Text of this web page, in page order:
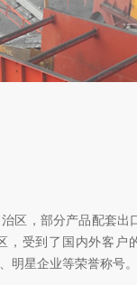
区，部分产品配套出
，受到了国内外客户
明星企业等荣誉称号。